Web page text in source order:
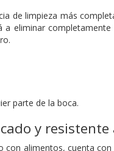
de limpieza más
eliminar
parte de la boca.
y resistente
alimentos, cuenta